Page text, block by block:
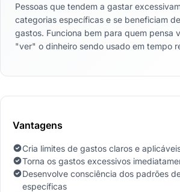
Pessoas que tendem a gastar
categorias específicas e se beneficiam
gastos. Funciona bem para quem pensa
"ver" o dinheiro sendo usado em tempo
Vantagens
Cria limites de gastos claros e
Torna os gastos excessivos
Desenvolve consciência dos padrões
específicas